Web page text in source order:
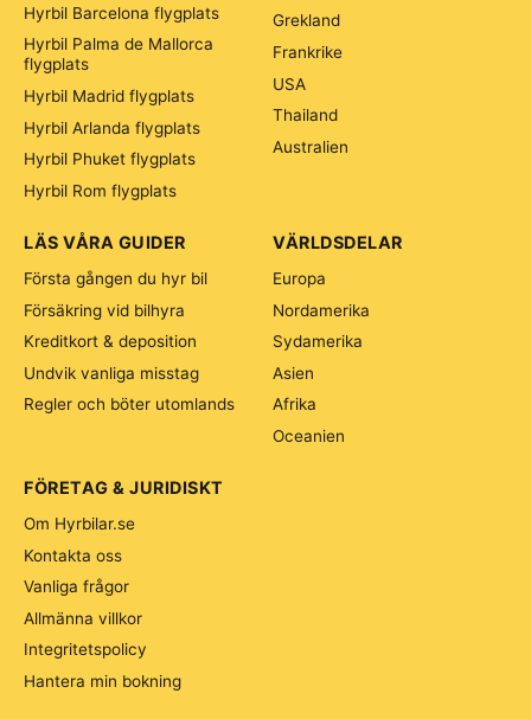
Hyrbil Barcelona flygplats
Hyrbil Palma de Mallorca
flygplats
Hyrbil Madrid flygplats
Hyrbil Arlanda flygplats
Hyrbil Phuket flygplats
Hyrbil Rom flygplats
Grekland
Frankrike
USA
Thailand
Australien
VÄRLDSDELAR
Europa
Nordamerika
Sydamerika
Asien
Afrika
Oceanien
LÄS VÅRA GUIDER
Första gången du hyr bil
Försäkring vid bilhyra
Kreditkort & deposition
Undvik vanliga misstag
Regler och böter utomlands
FÖRETAG & JURIDISKT
Om Hyrbilar.se
Kontakta oss
Vanliga frågor
Allmänna villkor
Integritetspolicy
Hantera min bokning